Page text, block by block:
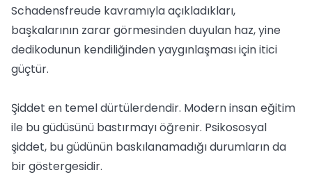
Schadensfreude kavramıyla açıkladıkları,
başkalarının zarar görmesinden duyulan haz, yine
dedikodunun kendiliğinden yaygınlaşması için itici
güçtür.
Şiddet en temel dürtülerdendir. Modern insan eğitim
ile bu güdüsünü bastırmayı öğrenir. Psikososyal
şiddet, bu güdünün baskılanamadığı durumların da
bir göstergesidir.